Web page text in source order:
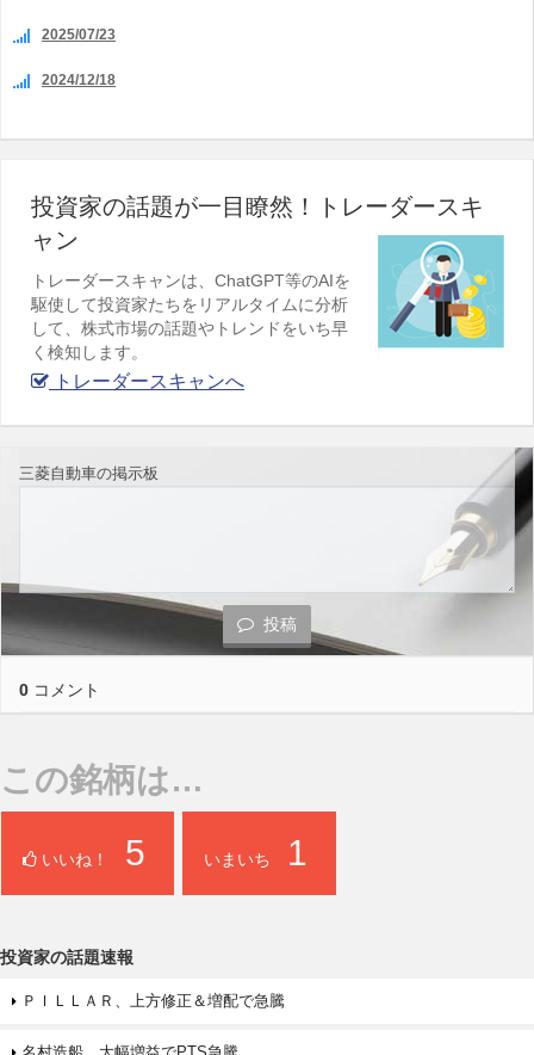
2025/07/23
2024/12/18
投資家の話題が一目瞭然！トレーダースキ
ャン
トレーダースキャンは、ChatGPT等のAIを
駆使して投資家たちをリアルタイムに分析
して、株式市場の話題やトレンドをいち早
く検知します。
トレーダースキャンへ
三菱自動車の掲示板
投稿
0 コメント
この銘柄は…
いいね！ 5 いまいち 1
投資家の話題速報
ＰＩＬＬＡＲ、上方修正＆増配で急騰